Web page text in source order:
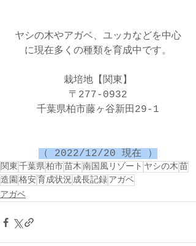
ヤシの木やアガベ、ユッカなどを中心
に現在多くの種類を育成中です。
栽培地【関東】
〒277-0932
千葉県柏市藤ヶ谷新田29-1
（ 2022/12/20 現在 ）
関東千葉県柏市苗木南国風リゾート ヤシの木苗
造園 格安育成状況成長記録アガベ
アガベ